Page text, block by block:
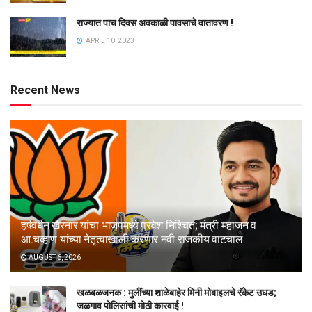
राज्यात पाच दिवस अवकाळी पावसाचे वातावरण !
APRIL 10, 2023
Recent News
हर्षवर्धन खैरनार यांचा भाजपमध्ये प्रवेश निश्चित; मंत्री महाजन व
आ.चव्हाण यांच्या नेतृत्वाखाली करणार नवी राजकीय वाटचाल
AUGUST 6, 2026
खळबळजनक : मुलींच्या शाळेबाहेर मिनी मोबाइलचे रॅकेट उघड;
जळगाव पोलिसांची मोठी कारवाई !